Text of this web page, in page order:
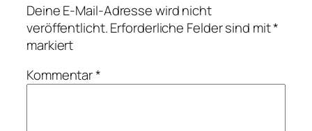
Deine E-Mail-Adresse wird nicht
veröffentlicht.Erforderliche Felder sind mit*
markiert
Kommentar*